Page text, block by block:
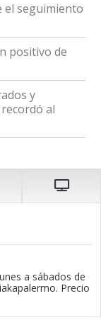
el seguimiento
positivo de
y
al
a sábados de
Precio